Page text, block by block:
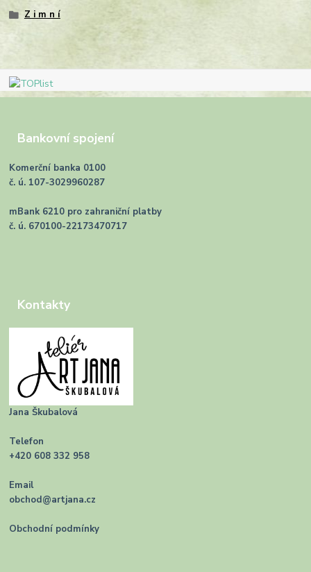
Z i m n í
Bankovní spojení
Komerční banka 0100
č. ú. 107-3029960287
mBank 6210 pro zahraniční platby
č. ú. 670100-22173470717
Kontakty
Jana Škubalová
Telefon
+420 608 332 958
Email
obchod@artjana.cz
Obchodní podmínky